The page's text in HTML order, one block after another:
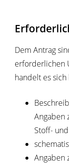
Dem Antrag
erforderlichen
handelt es
Angaben
Stoff-
Angaben